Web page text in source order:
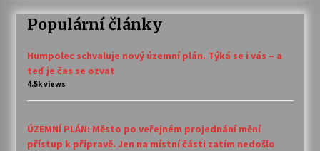
Populární články
Humpolec schvaluje nový územní plán. Týká se i vás – a
teď je čas se ozvat
4.5k views
ÚZEMNÍ PLÁN: Město po veřejném projednání mění
přístup k přípravě. Jen na místní části zatím nedošlo